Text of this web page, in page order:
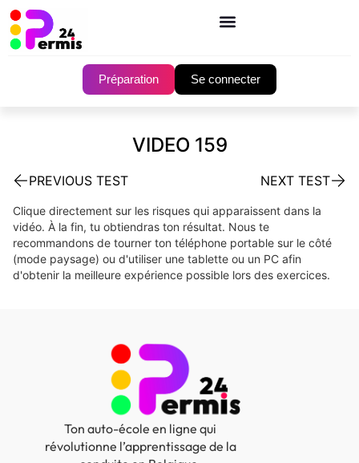
Préparation Se connecter
VIDEO 159
PREVIOUS TEST NEXT TEST
Clique directement sur les risques qui apparaissent dans la
vidéo. À la fin, tu obtiendras ton résultat. Nous te
recommandons de tourner ton téléphone portable sur le côté
(mode paysage) ou d'utiliser une tablette ou un PC afin
d'obtenir la meilleure expérience possible lors des exercices.
Ton auto-école en ligne qui
révolutionne l’apprentissage de la